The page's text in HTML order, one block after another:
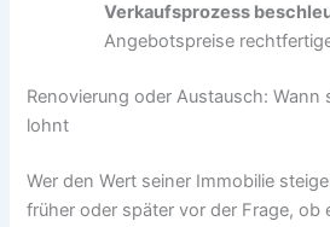
Verkaufsprozess
Angebotspreise
Renovierung oder Austausch: Wann
lohnt
Wer den Wert seiner Immobilie
früher oder später vor der Frage, ob